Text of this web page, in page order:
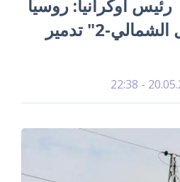
| رئيس أوكرانيا: روسيا
تهدف عبر "السيل الشمالي-2" تدمير